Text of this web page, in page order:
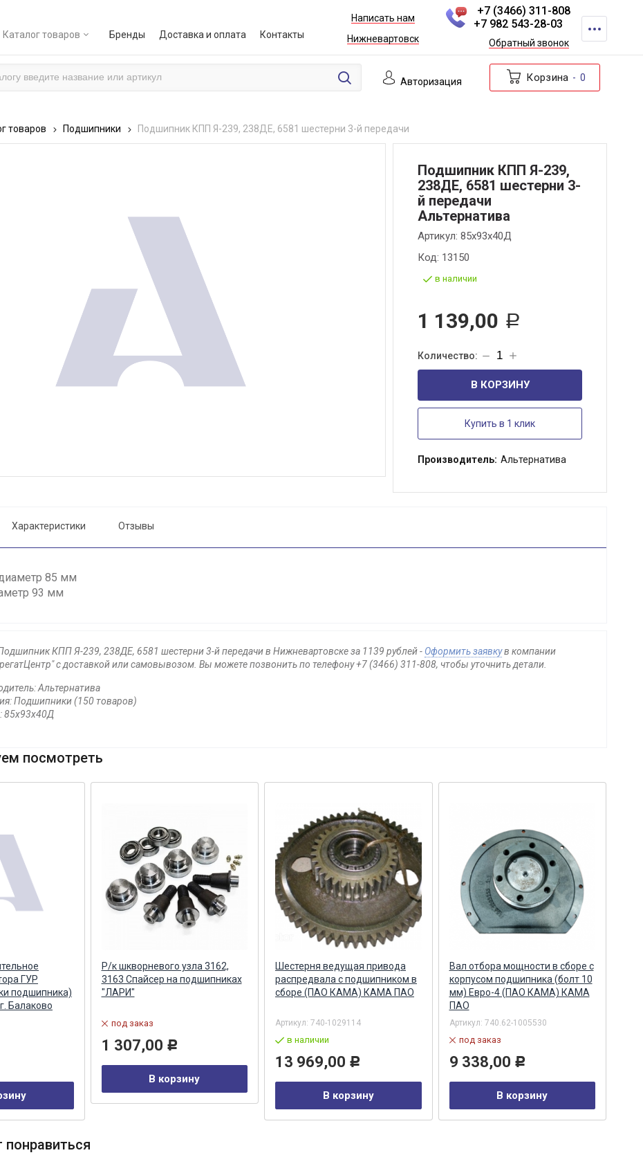
Каталог товаров Бренды Доставка и оплата Контакты
Написать нам
Нижневартовск
+7 (3466) 311-808
+7 982 543-28-03
Обратный звонок
Авторизация Корзина 0
товаров Подшипники Подшипник КПП Я-239, 238ДЕ, 6581 шестерни 3-й передачи
Подшипник КПП Я-239,
238ДЕ, 6581 шестерни 3-
й передачи
Альтернатива
Артикул: 85х93х40Д
Код: 13150
в наличии
1 139,00 Р
В КОРЗИНУ
Купить в 1 клик
Производитель: Альтернатива
Характеристики Отзывы
85 мм
93 мм
КПП Я-239, 238ДЕ, 6581 шестерни 3-й передачи в Нижневартовске за 1139 рублей - Оформить заявкув компании
с доставкой или самовывозом. Вы можете позвонить по телефону +7 (3466) 311-808, чтобы уточнить детали.
Альтернатива
Подшипники (150 товаров)
85х93х40Д
посмотреть
ГУР
подшипника)
Балаково
Р/к шкворневого узла 3162,
3163 Спайсер на подшипниках
"ЛАРИ"
под заказ
1 307,00 Р
В корзину
Шестерня ведущая привода
распредвала с подшипником в
сборе (ПАО КАМА) КАМА ПАО
Артикул: 740-1029114
в наличии
13 969,00 Р
В корзину
Вал отбора мощности в сборе с
корпусом подшипника (болт 10
мм) Евро-4 (ПАО КАМА) КАМА
ПАО
Артикул: 740.62-1005530
под заказ
9 338,00 Р
В корзину